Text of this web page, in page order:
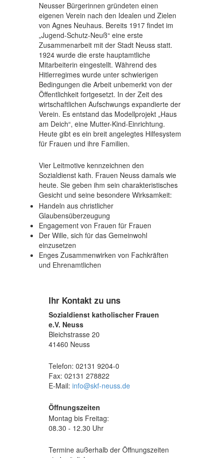
Neusser Bürgerinnen gründeten einen
eigenen Verein nach den Idealen und Zielen
von Agnes Neuhaus. Bereits 1917 findet im
„Jugend-Schutz-Neuß“ eine erste
Zusammenarbeit mit der Stadt Neuss statt.
1924 wurde die erste hauptamtliche
Mitarbeiterin eingestellt. Während des
Hitlerregimes wurde unter schwierigen
Bedingungen die Arbeit unbemerkt von der
Öffentlichkeit fortgesetzt. In der Zeit des
wirtschaftlichen Aufschwungs expandierte der
Verein. Es entstand das Modellprojekt „Haus
am Deich“, eine Mutter-Kind-Einrichtung.
Heute gibt es ein breit angelegtes Hilfesystem
für Frauen und ihre Familien.
Vier Leitmotive kennzeichnen den
Sozialdienst kath. Frauen Neuss damals wie
heute. Sie geben ihm sein charakteristisches
Gesicht und seine besondere Wirksamkeit:
Handeln aus christlicher
Glaubensüberzeugung
Engagement von Frauen für Frauen
Der Wille, sich für das Gemeinwohl
einzusetzen
Enges Zusammenwirken von Fachkräften
und Ehrenamtlichen
Ihr Kontakt zu uns
Sozialdienst katholischer Frauen
e.V. Neuss
Bleichstrasse 20
41460 Neuss
Telefon: 02131 9204-0
Fax: 02131 278822
E-Mail: info@skf-neuss.de
Öffnungszeiten
Montag bis Freitag:
08.30 - 12.30 Uhr
Termine außerhalb der Öffnungszeiten